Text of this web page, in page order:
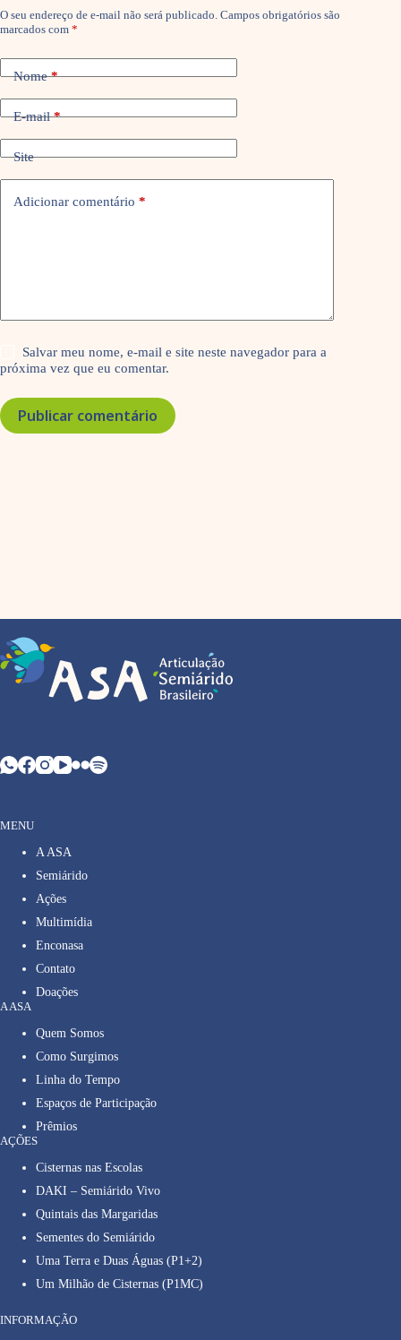
O seu endereço de e-mail não será publicado. Campos obrigatórios são
marcados com *
Nome*
E-mail*
Site
Adicionar comentário *
Salvar meu nome, e-mail e site neste navegador para a
próxima vez que eu comentar.
Publicar comentário
MENU
A ASA
Semiárido
Ações
Multimídia
Enconasa
Contato
Doações
A ASA
Quem Somos
Como Surgimos
Linha do Tempo
Espaços de Participação
Prêmios
AÇÕES
Cisternas nas Escolas
DAKI – Semiárido Vivo
Quintais das Margaridas
Sementes do Semiárido
Uma Terra e Duas Águas (P1+2)
Um Milhão de Cisternas (P1MC)
INFORMAÇÃO